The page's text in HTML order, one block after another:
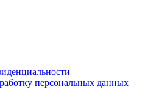
персональных данных